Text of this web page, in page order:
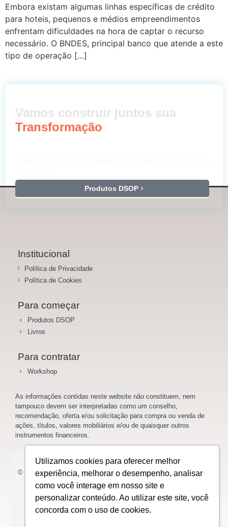
Utilizamos cookies para oferecer melhor
experiência, melhorar o desempenho, analisar
como você interage em nosso site e
personalizar conteúdo. Ao utilizar este site, você
concorda com o uso de cookies.
Embora existam algumas linhas específicas de crédito
para hoteis, pequenos e médios empreendimentos
enfrentam dificuldades na hora de captar o recurso
necessário. O BNDES, principal banco que atende a este
tipo de operação […]
Vamos construir juntos sua
Transformação
Produtos DSOP
Institucional
Política de Privacidade
Política de Cookies
Para começar
Produtos DSOP
Livros
Para contratar
Workshop
As informações contidas neste website não constituem, nem
tampouco devem ser interpretadas como um conselho,
recomendação, oferta e/ou solicitação para compra ou venda de
ações, títulos, valores mobiliários e/ou de quaisquer outros
instrumentos financeiros.
© 2023 Saladoinvestidor.com.br Todos os direitos reservados.